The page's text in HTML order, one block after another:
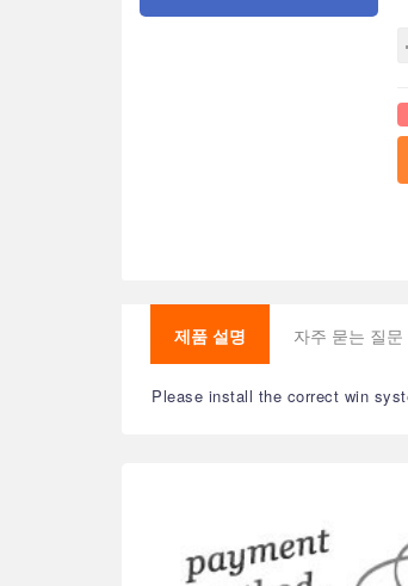
제품 설명 자주 묻는 질문
Please install the correct win